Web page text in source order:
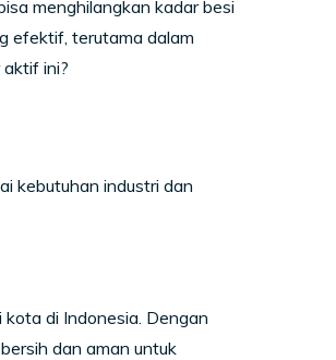
menghilangkan kadar besi
efektif, terutama dalam
ini?
kebutuhan industri dan
di Indonesia. Dengan
dan aman untuk